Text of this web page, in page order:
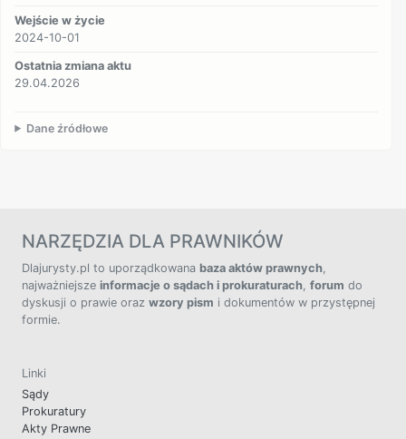
Wejście w życie
2024-10-01
Ostatnia zmiana aktu
29.04.2026
Dane źródłowe
NARZĘDZIA DLA PRAWNIKÓW
Dlajurysty.pl to uporządkowana baza aktów prawnych,
najważniejsze informacje o sądach i prokuraturach, forum do
dyskusji o prawie oraz wzory pism i dokumentów w przystępnej
formie.
Linki
Sądy
Prokuratury
Akty Prawne